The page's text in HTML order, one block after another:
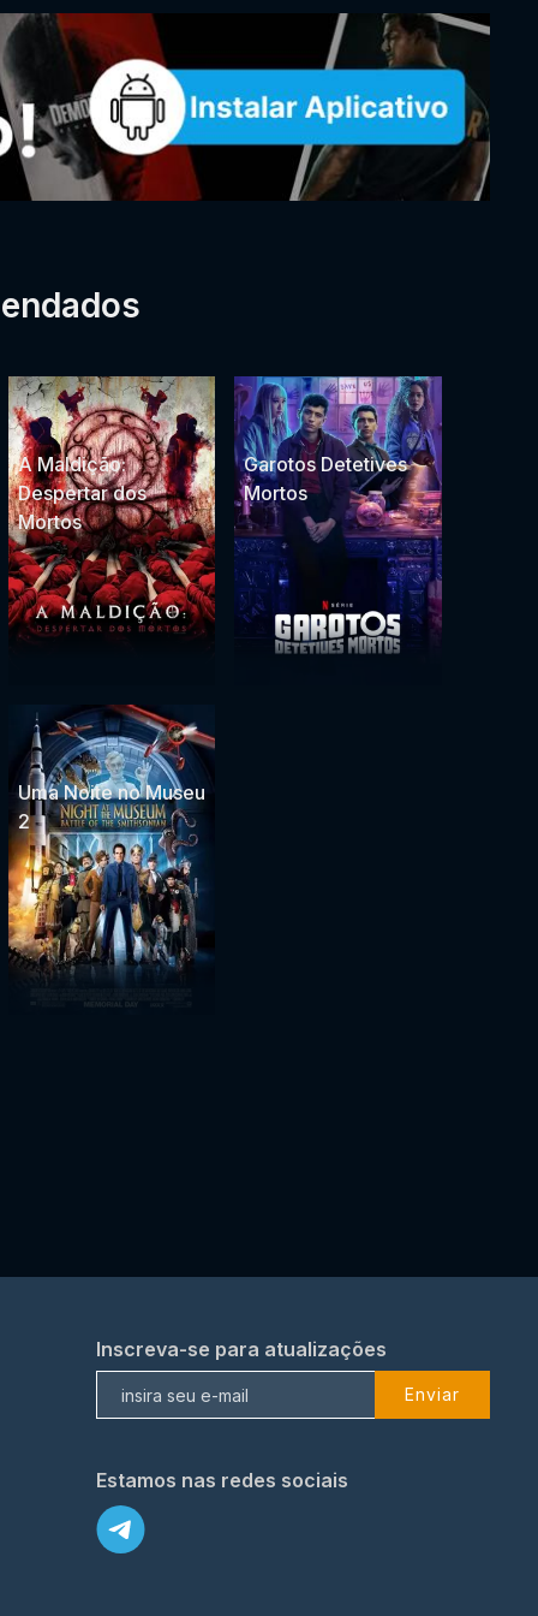
A Maldição:
Despertar dos
Mortos
Garotos Detetives
Mortos
Uma Noite no Museu
2
Inscreva-se para atualizações
Enviar
Estamos nas redes sociais